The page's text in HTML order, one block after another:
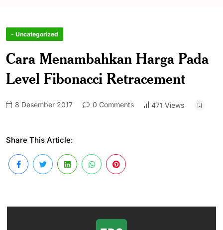
- Uncategorized
Cara Menambahkan Harga Pada
Level Fibonacci Retracement
8 Desember 2017 0 Comments 471 Views
Share This Article: